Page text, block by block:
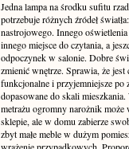
Jedna lampa na środku sufitu
potrzebuje różnych źródeł
nastrojowego. Innego
innego miejsce do czytania, a
odpoczynek w salonie. Dobre
zmienić wnętrze. Sprawia, że jest
funkcjonalne i przyjemniejsze
dopasowane do skali
metrażu ogromny narożnik może
sklepie, ale w domu zabierze
zbyt małe meble w dużym